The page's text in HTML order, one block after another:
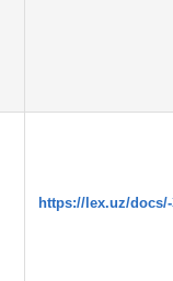
https://lex.uz/docs/-